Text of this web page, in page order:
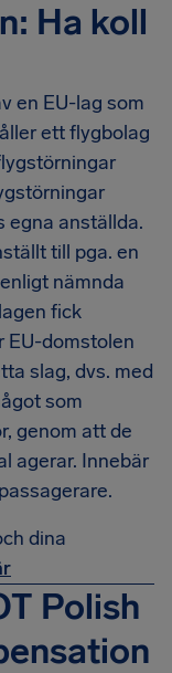
Ha koll
en EU-lag som
ett flygbolag
egna anställda.
till pga. en
nämnda
fick
EU-domstolen
slag, dvs. med
som
genom att de
agerar. Innebär
dina
Polish